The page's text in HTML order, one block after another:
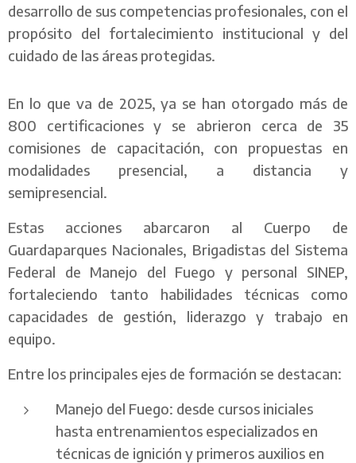
desarrollo de sus competencias profesionales, con el
propósito del fortalecimiento institucional y del
cuidado de las áreas protegidas.
En lo que va de 2025, ya se han otorgado más de
800 certificaciones y se abrieron cerca de 35
comisiones de capacitación, con propuestas en
modalidades presencial, a distancia y
semipresencial.
Estas acciones abarcaron al Cuerpo de
Guardaparques Nacionales, Brigadistas del Sistema
Federal de Manejo del Fuego y personal SINEP,
fortaleciendo tanto habilidades técnicas como
capacidades de gestión, liderazgo y trabajo en
equipo.
Entre los principales ejes de formación se destacan:
Manejo del Fuego: desde cursos iniciales
hasta entrenamientos especializados en
técnicas de ignición y primeros auxilios en